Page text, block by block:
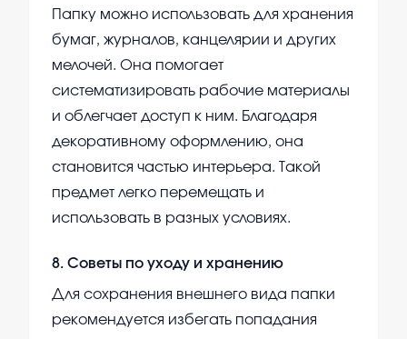
Папку можно использовать для хранения
бумаг, журналов, канцелярии и других
мелочей. Она помогает
систематизировать рабочие материалы
и облегчает доступ к ним. Благодаря
декоративному оформлению, она
становится частью интерьера. Такой
предмет легко перемещать и
использовать в разных условиях.
8. Советы по уходу и хранению
Для сохранения внешнего вида папки
рекомендуется избегать попадания